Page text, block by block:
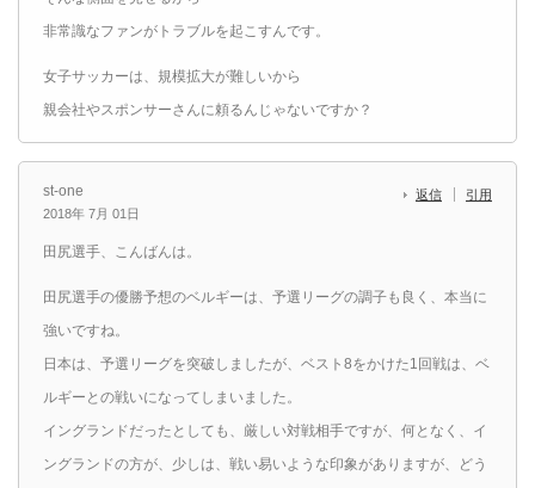
非常識なファンがトラブルを起こすんです。
女子サッカーは、規模拡大が難しいから
親会社やスポンサーさんに頼るんじゃないですか？
st-one
2018年 7月 01日
返信 引用
田尻選手、こんばんは。
田尻選手の優勝予想のベルギーは、予選リーグの調子も良く、本当に
強いですね。
日本は、予選リーグを突破しましたが、ベスト8をかけた1回戦は、ベ
ルギーとの戦いになってしまいました。
イングランドだったとしても、厳しい対戦相手ですが、何となく、イ
ングランドの方が、少しは、戦い易いような印象がありますが、どう